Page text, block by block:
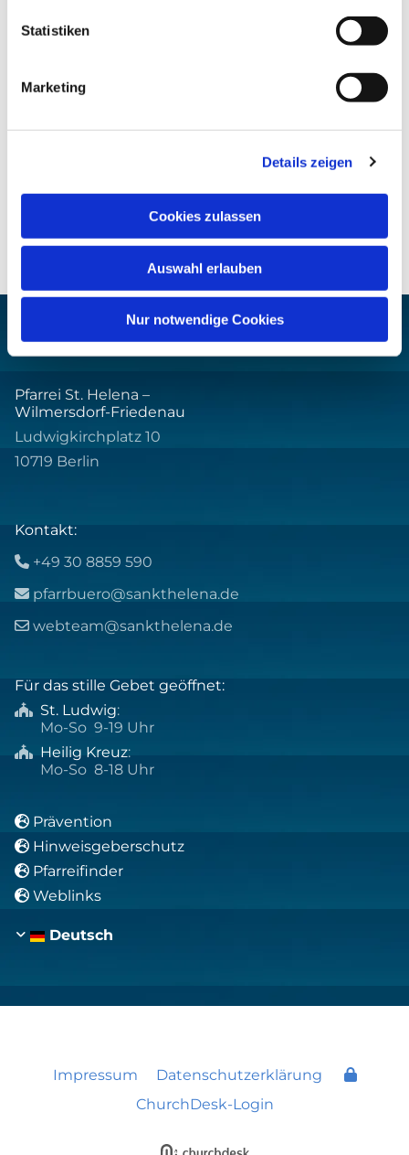
Statistiken
Marketing
Details zeigen
Cookies zulassen
Auswahl erlauben
Nur notwendige Cookies
Pfarrei St. Helena –
Wilmersdorf-Friedenau
Ludwigkirchplatz 10
10719 Berlin
Kontakt:
 +49 30 8859 590
 pfarrbuero@sankthelena.de
 webteam@sankthelena.de
Für das stille Gebet geöffnet:
 St. Ludwig:
Mo-So 9-19 Uhr
 Heilig Kreuz:
Mo-So 8-18 Uhr
 Prävention
 Hinweisgeberschutz
 Pfarreifinder
 Weblinks
Deutsch
Impressum
Datenschutzerklärung
ChurchDesk-Login